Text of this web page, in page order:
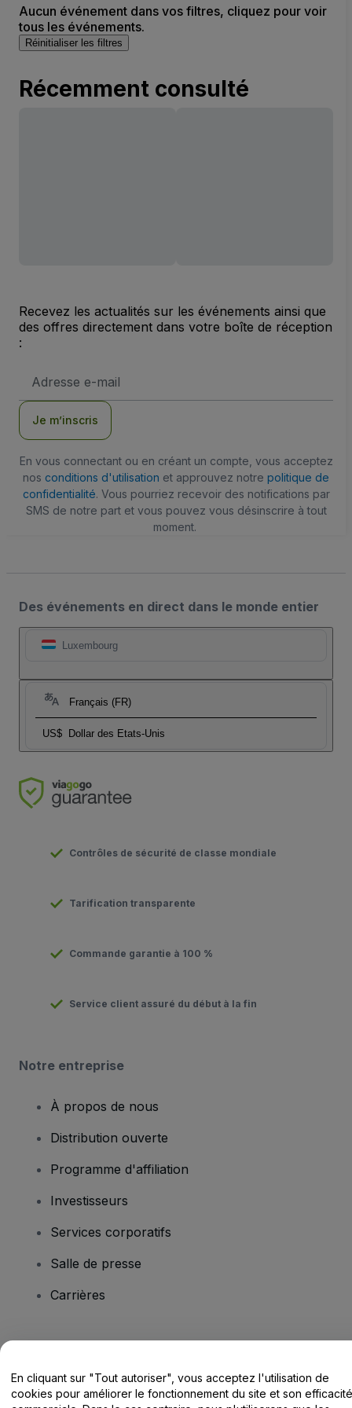
Aucun événement dans vos filtres, cliquez pour voir
tous les événements.
Réinitialiser les filtres
Récemment consulté
Recevez les actualités sur les événements ainsi que
des offres directement dans votre boîte de réception
:
e-
Je m’inscris
En vous connectant ou en créant un compte, vous acceptez
nos conditions d'utilisation et approuvez notre politique de
confidentialité. Vous pourriez recevoir des notifications par
SMS de notre part et vous pouvez vous désinscrire à tout
moment.
Des événements en direct dans le monde entier
Luxembourg
Français (FR)
US$ Dollar des Etats-Unis
Contrôles de sécurité de classe mondiale
Tarification transparente
Commande garantie à 100 %
Service client assuré du début à la fin
Notre entreprise
À propos de nous
Distribution ouverte
Programme d'affiliation
Investisseurs
Services corporatifs
Salle de presse
Carrières
Centre d'assistance / Nous contacter
En cliquant sur "Tout autoriser", vous acceptez l'utilisation de
cookies pour améliorer le fonctionnement du site et son efficacité